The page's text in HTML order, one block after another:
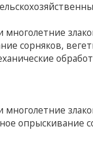
сорняков,
опрыскивание